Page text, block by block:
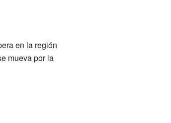
en la región
mueva por la